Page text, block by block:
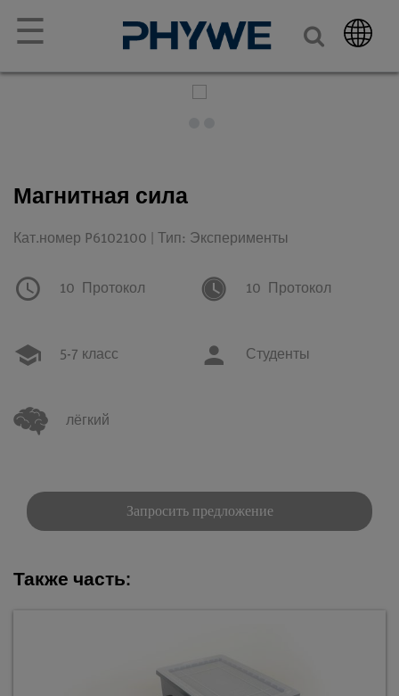
☰
Магнитная сила
Кат.номер P6102100 | Тип: Эксперименты
10 Протокол 10 Протокол
5-7 класс Студенты
лёгкий
Запросить предложение
Также часть: